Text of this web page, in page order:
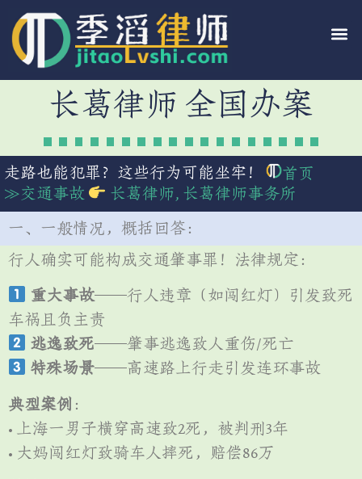
长葛律师 全国办案
走路也能犯罪？这些行为可能坐牢！
首页
≫交通事故 长葛律师 长葛律师事务所
一、一般情况，概括回答：
行人确实可能构成交通肇事罪！法律规定：
重大事故——行人违章（如闯红灯）引发致死
车祸且负主责
逃逸致死——肇事逃逸致人重伤/死亡
特殊场景——高速路上行走引发连环事故
典型案例 ：
• 上海一男子横穿高速致2死，被判刑3年
• 大妈闯红灯致骑车人摔死，赔偿86万